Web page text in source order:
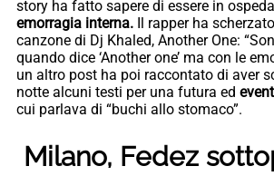
story ha fatto sapere di essere in
emorragia interna. Il rapper ha
canzone di Dj Khaled, Another One:
quando dice ‘Another one’ ma con le
un altro post ha poi raccontato di aver
notte alcuni testi per una futura ed
cui parlava di “buchi allo stomaco”.
Milano, Fedez